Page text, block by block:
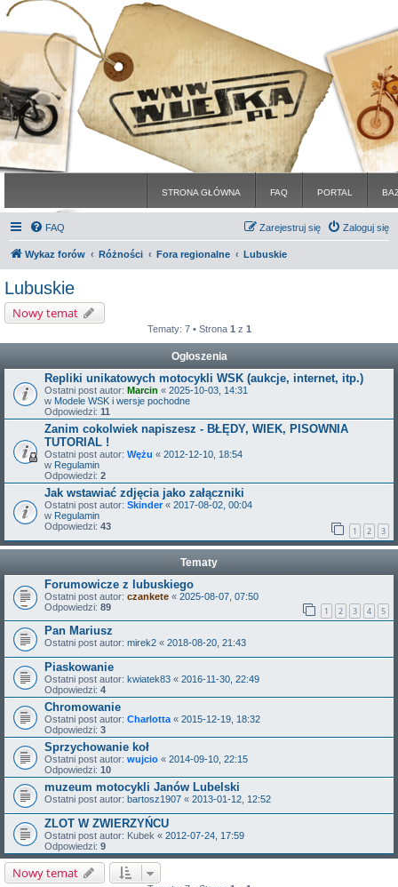
STRONA GŁÓWNA FAQ PORTAL
FAQ Zaloguj się
Zarejestruj się
Wykaz forów Różności Fora regionalne Lubuskie
Lubuskie
Nowy temat
Tematy: 7 • Strona 1 z 1
Ogłoszenia
Repliki unikatowych motocykli WSK (aukcje, internet, itp.)
Ostatni post autor: Marcin « 2025-10-03, 14:31
w Modele WSK i wersje pochodne
Odpowiedzi: 11
Zanim cokolwiek napiszesz - BŁĘDY, WIEK, PISOWNIA
TUTORIAL !
Ostatni post autor: Wężu « 2012-12-10, 18:54
w Regulamin
Odpowiedzi: 2
Jak wstawiać zdjęcia jako załączniki
Ostatni post autor: Skinder« 2017-08-02, 00:04
w Regulamin
Odpowiedzi: 43 1 2 3
Tematy
Forumowicze z lubuskiego
Ostatni post autor: czankete « 2025-08-07, 07:50
Odpowiedzi: 89 1 2 3 4 5
Pan Mariusz
Ostatni post autor: mirek2 « 2018-08-20, 21:43
Piaskowanie
Ostatni post autor: kwiatek83 « 2016-11-30, 22:49
Odpowiedzi: 4
Chromowanie
Ostatni post autor: Charlotta « 2015-12-19, 18:32
Odpowiedzi: 3
Sprzychowanie koł
Ostatni post autor: wujcio « 2014-09-10, 22:15
Odpowiedzi: 10
muzeum motocykli Janów Lubelski
Ostatni post autor: bartosz1907 « 2013-01-12, 12:52
ZLOT W ZWIERZYŃCU
Ostatni post autor: Kubek « 2012-07-24, 17:59
Odpowiedzi: 9
Nowy temat